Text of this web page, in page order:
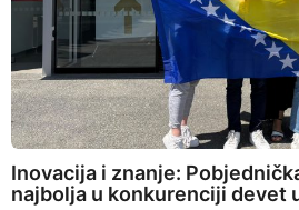
Inovacija i znanje:
najbolja u konkurenciji devet